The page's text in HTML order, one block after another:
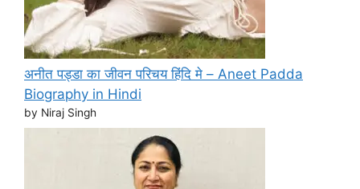
अनीत पड्डा का जीवन परिचय हिंदि मे – Aneet Padda
Biography in Hindi
by Niraj Singh